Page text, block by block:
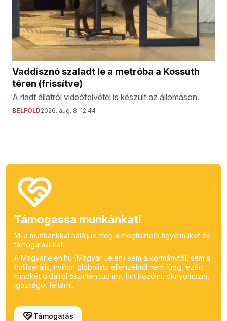
Vaddisznó szaladt le a metróba a Kossuth
téren (frissítve)
A riadt állatról videófelvétel is készült az állomáson.
BELFÖLD2026. aug. 8. 12:44
Támogassa munkánkat!
Mi a munkánkkal háláljuk meg a megtisztelő figyelmüket és
támogatásukat.
A Magyarjelen.hu (Magyar Jelen) sem a kormánytól, sem a
balliberális, nyíltan globalista ellenzéktől nem függ, ezért
mindkét oldalról őszintén tud írni, hírt közölni, oknyomozni,
igazságot feltárni.
Támogatás